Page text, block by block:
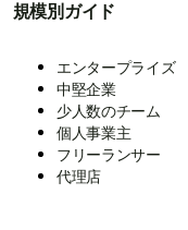
規模別ガイド
エンタープライズ
中堅企業
少人数のチーム
個人事業主
フリーランサー
代理店